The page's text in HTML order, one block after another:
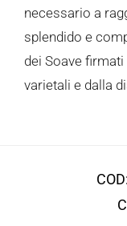
necessario a
splendido e
dei Soave
varietali e dalla
COD: